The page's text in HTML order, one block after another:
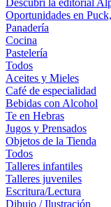
Descubrí la editorial
Oportunidades en
Panadería
Cocina
Pastelería
Todos
Aceites y Mieles
Café de especialidad
Bebidas con Alcohol
Te en Hebras
Jugos y Prensados
Objetos de la Tienda
Todos
Talleres infantiles
Talleres juveniles
Escritura/Lectura
Dibujo / Ilustración